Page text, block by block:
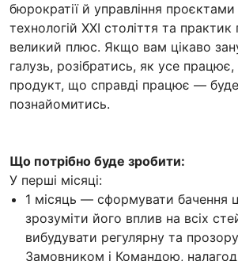
бюрократії й управління
технологій XXI століття та
великий плюс. Якщо вам цікаво
галузь, розібратись, як усе працює,
продукт, що справді працює —
познайомитись.
Що потрібно буде зробити:
У перші місяці:
1 місяць — сформувати бачення
зрозуміти його вплив на всіх
вибудувати регулярну та
Замовником і Командою,